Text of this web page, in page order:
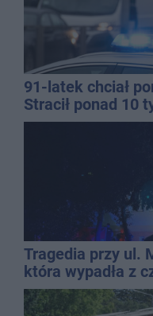
91-latek chciał
Stracił ponad 10
Tragedia przy ul.
która wypadła z